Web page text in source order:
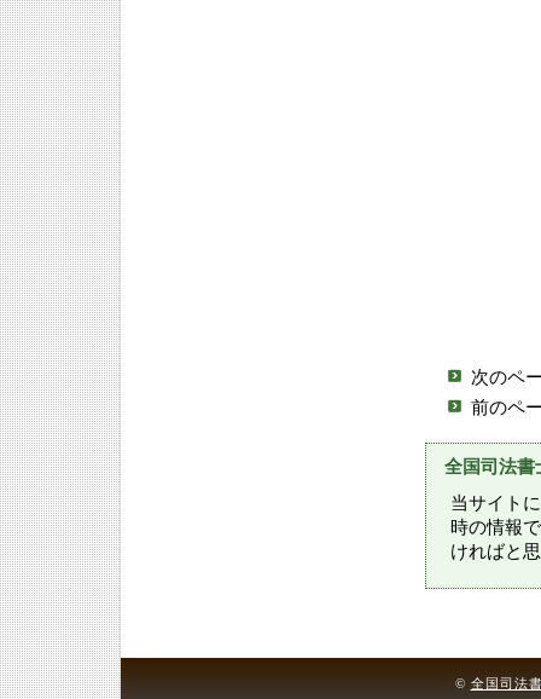
次のペ
前のペ
全国司法書
当サイト
時の情報
ければと
© 全国司法